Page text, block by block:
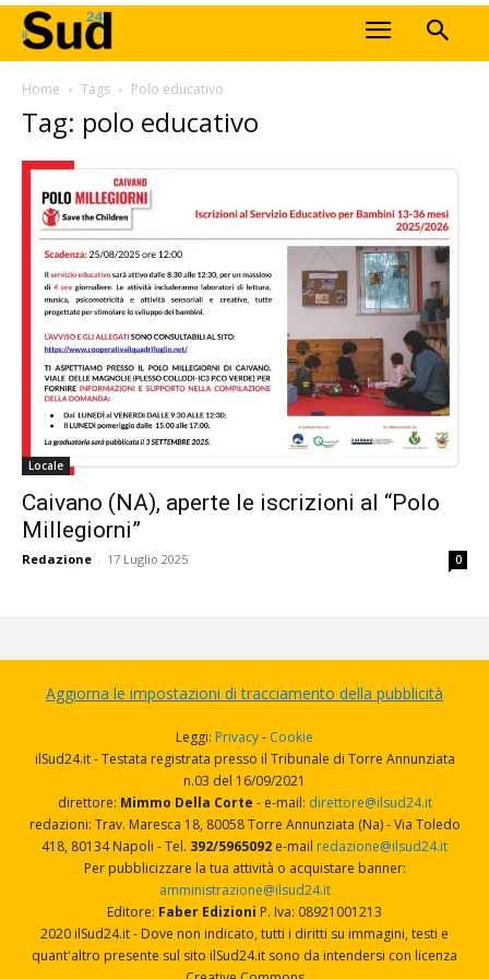
Home Tags Polo educativo
Tag: polo educativo
Locale
Caivano (NA), aperte le iscrizioni al “Polo
Millegiorni”
Redazione - 17 Luglio 2025 0
Aggiorna le impostazioni di tracciamento della pubblicità
Leggi: Privacy- Cookie
ilSud24.it - Testata registrata presso il Tribunale di Torre Annunziata
n.03 del 16/09/2021
direttore: Mimmo Della Corte - e-mail: direttore@ilsud24.it
redazioni: Trav. Maresca 18, 80058 Torre Annunziata (Na) - Via Toledo
418, 80134 Napoli - Tel. 392/5965092 e-mail redazione@ilsud24.it
Per pubblicizzare la tua attività o acquistare banner:
amministrazione@ilsud24.it
Editore: Faber Edizioni P. Iva: 08921001213
2020 ilSud24.it - Dove non indicato, tutti i diritti su immagini, testi e
quant'altro presente sul sito ilSud24.it sono da intendersi con licenza